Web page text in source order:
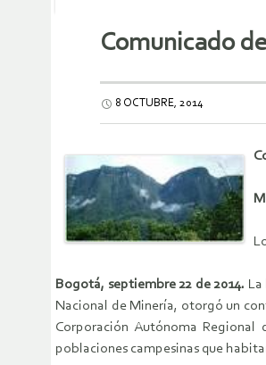
Comunicado
8 OCTUBRE, 2014
Bogotá, septiembre 22 de 2014.
Nacional de Minería, otorgó un
Corporación Autónoma
poblaciones campesinas que